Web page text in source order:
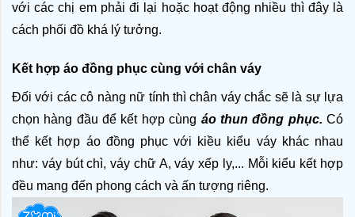
với các chị em phải đi lại hoặc hoạt động nhiều thì đây là
cách phối đồ khá lý tưởng.
Kết hợp áo đồng phục cùng với chân váy
Đối với các cô nàng nữ tính thì chân váy chắc sẽ là sự lựa
chọn hàng đầu để kết hợp cùng áo thun đồng phục. Có
thể kết hợp áo đồng phục với kiều kiểu váy khác nhau
như: váy bút chì, váy chữ A, váy xếp ly,... Mỗi kiểu kết hợp
đều mang đến phong cách và ấn tượng riêng.